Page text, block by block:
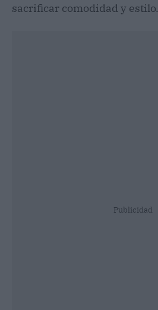
sacrificar comodidad y estilo.
Publicidad